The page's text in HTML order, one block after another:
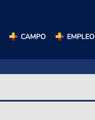
CAMPO EMPLEO